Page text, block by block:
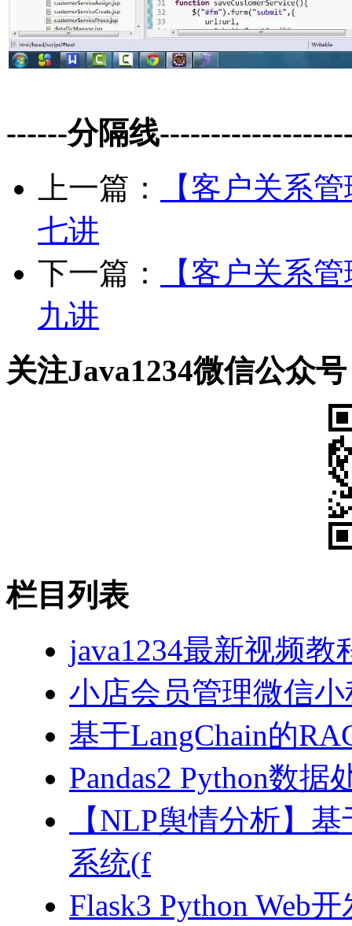
------分隔线
上一篇：
【客户关系
七讲
下一篇：
【客户关系
九讲
关注Java1234微信公众号
栏目列表
java1234最新视频教
小店会员管理微信
基于LangChain的
Pandas2 Python数
【NLP舆情分析】
系统(f
Flask3 Python Web